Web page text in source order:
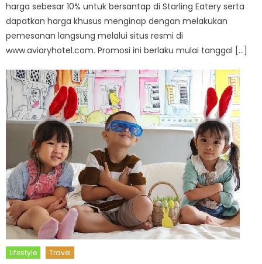
harga sebesar 10% untuk bersantap di Starling Eatery serta
dapatkan harga khusus menginap dengan melakukan
pemesanan langsung melalui situs resmi di
www.aviaryhotel.com. Promosi ini berlaku mulai tanggal […]
Lifestyle Travel